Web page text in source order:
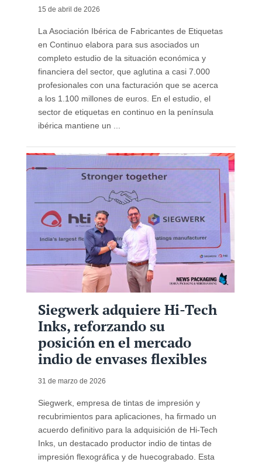
15 de abril de 2026
La Asociación Ibérica de Fabricantes de Etiquetas
en Continuo elabora para sus asociados un
completo estudio de la situación económica y
financiera del sector, que aglutina a casi 7.000
profesionales con una facturación que se acerca
a los 1.100 millones de euros. En el estudio, el
sector de etiquetas en continuo en la península
ibérica mantiene un ...
Siegwerk adquiere Hi-Tech
Inks, reforzando su
posición en el mercado
indio de envases flexibles
31 de marzo de 2026
Siegwerk, empresa de tintas de impresión y
recubrimientos para aplicaciones, ha firmado un
acuerdo definitivo para la adquisición de Hi-Tech
Inks, un destacado productor indio de tintas de
impresión flexográfica y de huecograbado. Esta